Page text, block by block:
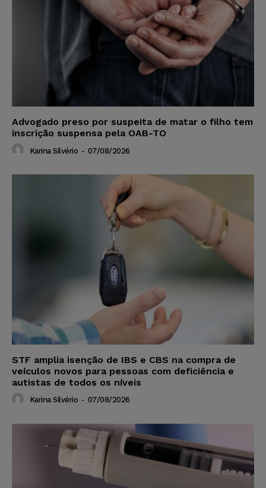
Advogado preso por suspeita de matar o filho tem
inscrição suspensa pela OAB-TO
Karina Silvério - 07/08/2026
STF amplia isenção de IBS e CBS na compra de
veículos novos para pessoas com deficiência e
autistas de todos os níveis
Karina Silvério - 07/08/2026